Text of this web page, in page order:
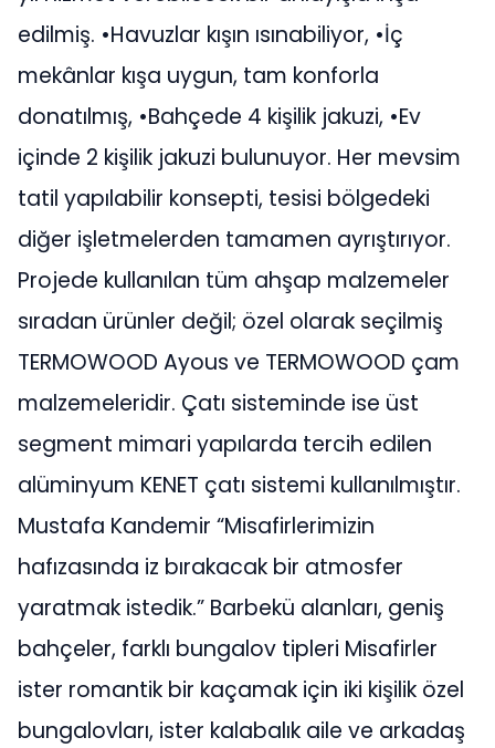
edilmiş. •Havuzlar kışın ısınabiliyor, •İç
mekânlar kışa uygun, tam konforla
donatılmış, •Bahçede 4 kişilik jakuzi, •Ev
içinde 2 kişilik jakuzi bulunuyor. Her mevsim
tatil yapılabilir konsepti, tesisi bölgedeki
diğer işletmelerden tamamen ayrıştırıyor.
Projede kullanılan tüm ahşap malzemeler
sıradan ürünler değil; özel olarak seçilmiş
TERMOWOOD Ayous ve TERMOWOOD çam
malzemeleridir. Çatı sisteminde ise üst
segment mimari yapılarda tercih edilen
alüminyum KENET çatı sistemi kullanılmıştır.
Mustafa Kandemir “Misafirlerimizin
hafızasında iz bırakacak bir atmosfer
yaratmak istedik.” Barbekü alanları, geniş
bahçeler, farklı bungalov tipleri Misafirler
ister romantik bir kaçamak için iki kişilik özel
bungalovları, ister kalabalık aile ve arkadaş